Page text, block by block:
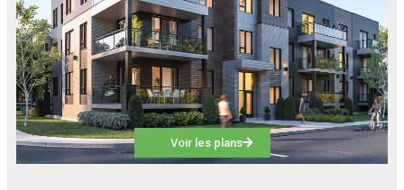
Voir les plans